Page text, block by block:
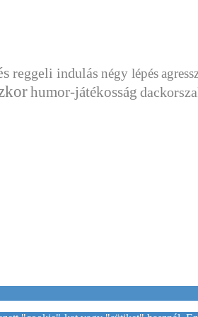
reggeli indulás négy lépés
humor-játékosság